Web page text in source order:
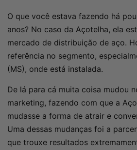
O que você estava fazendo há
anos? No caso da Açotelha, ela
mercado de distribuição de aço.
referência no segmento,
(MS), onde está instalada.
De lá para cá muita coisa mudou
marketing, fazendo com que a
mudasse a forma de atrair e
Uma dessas mudanças foi a
que trouxe resultados